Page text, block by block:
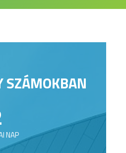
SZÁMOKBAN
NAP